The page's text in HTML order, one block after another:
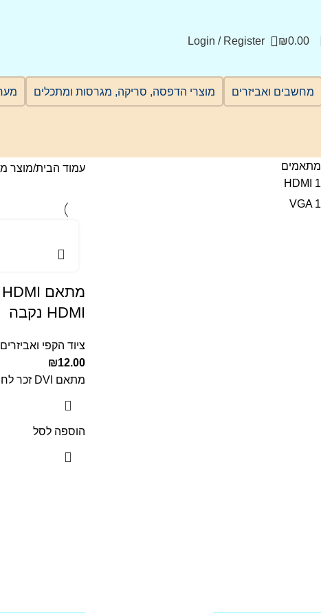
₪0.00
Login / Register
מחשבים ואביזרים מוצרי הדפסה, סריקה, מגרסות ומתכלים
מתאמים
HDMI
1
VGA 1
עמוד הבית מוצר
HDMI נקבה
ציוד הקפי ואביזרים
₪12.00
מתאם DVI זכר לחיבור HDMI נקבה
הוספה לסל